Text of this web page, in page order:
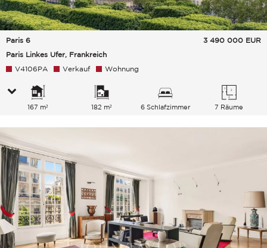
Paris 6
Paris Linkes Ufer, Frankreich
3 490 000 EUR
V4106PA Verkauf Wohnung
167 m² 182 m² 6 Schlafzimmer 7 Räume